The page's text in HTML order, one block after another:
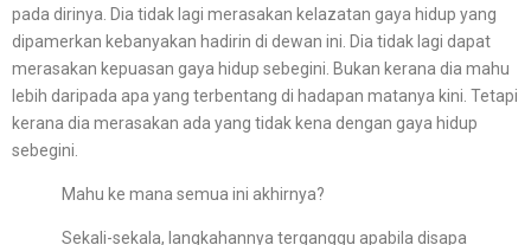
pada dirinya. Dia tidak lagi merasakan kelazatan gaya hidup yang
dipamerkan kebanyakan hadirin di dewan ini. Dia tidak lagi dapat
merasakan kepuasan gaya hidup sebegini. Bukan kerana dia mahu
lebih daripada apa yang terbentang di hadapan matanya kini. Tetapi
kerana dia merasakan ada yang tidak kena dengan gaya hidup
sebegini.
Mahu ke mana semua ini akhirnya?
Sekali-sekala, langkahannya terganggu apabila disapa